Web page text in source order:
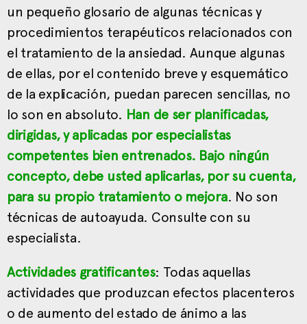
un pequeño glosario de algunas técnicas y
procedimientos terapéuticos relacionados con
el tratamiento de la ansiedad. Aunque algunas
de ellas, por el contenido breve y esquemático
de la explicación, puedan parecen sencillas, no
lo son en absoluto. Han de ser planificadas,
dirigidas, y aplicadas por especialistas
competentes bien entrenados. Bajo ningún
concepto, debe usted aplicarlas, por su cuenta,
para su propio tratamiento o mejora. No son
técnicas de autoayuda. Consulte con su
especialista.
Actividades gratificantes: Todas aquellas
actividades que produzcan efectos placenteros
o de aumento del estado de ánimo a las